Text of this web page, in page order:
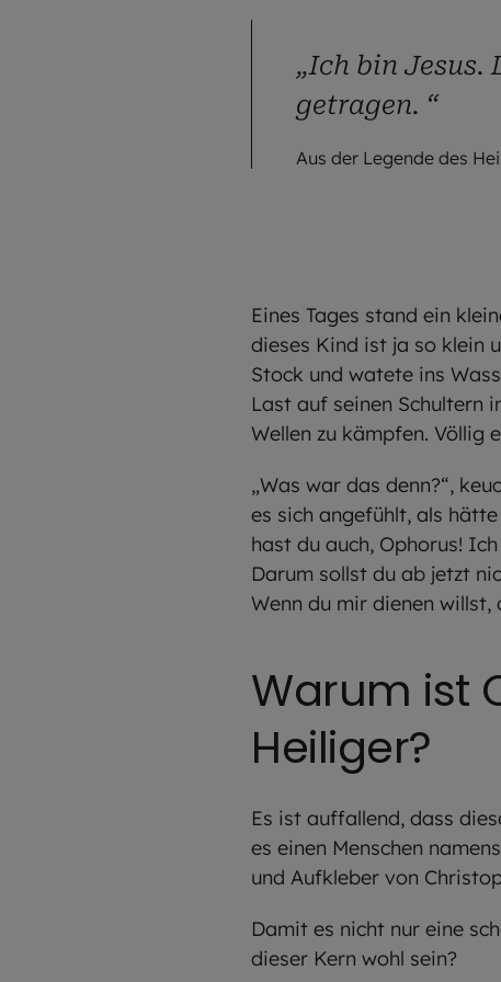
„Ich bin Jesus.
getragen. “
Aus der Legende des
Eines Tages stand ein
dieses Kind ist ja so klein
Stock und watete ins
Last auf seinen Schultern
Wellen zu kämpfen. Völlig
„Was war das denn?“,
es sich angefühlt, als
hast du auch, Ophorus!
Darum sollst du ab jetzt
Wenn du mir dienen willst,
Warum ist
Heiliger?
Es ist auffallend, dass
es einen Menschen
und Aufkleber von
Damit es nicht nur eine
dieser Kern wohl sein?